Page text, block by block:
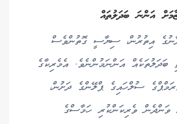
އަންނަ ބަދަލުތައް
އިތުރުން، ސިޔާސީ ގޮތުންވެސް
ބަދަލުތަކެއް އަންނަމުންނެވެ. އެމެރިކާގެ
ސުލްހައިގެ ޕްލޭންގެ ދަށުން،
20 އަހަރު ވަންދެން ވެރިކަންކުރި ހަމާސްގެ